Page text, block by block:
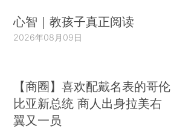
心智｜教孩子真正阅读
2026年08月09日
【商圈】喜欢配戴名表的哥伦
比亚新总统 商人出身拉美右
翼又一员